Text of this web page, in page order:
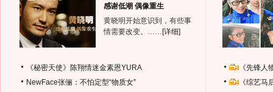
感谢低潮 偶像重生
黄晓明开始意识到，有些事
情需要改变。…… [详细]
《秘密天使》陈翔情迷金素恩YURA
NewFace张俪：不怕定型“物质女”
《先锋
《综艺